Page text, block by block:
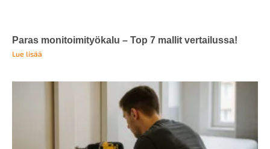
Paras monitoimityökalu – Top 7 mallit vertailussa!
Lue lisää